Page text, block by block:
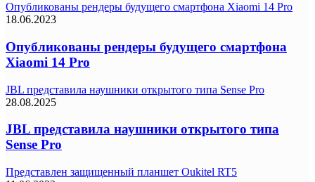
Опубликованы рендеры будущего смартфона Xiaomi 14 Pro
18.06.2023
Опубликованы рендеры будущего смартфона
Xiaomi 14 Pro
JBL представила наушники открытого типа Sense Pro
28.08.2025
JBL представила наушники открытого типа
Sense Pro
Представлен защищенный планшет Oukitel RT5